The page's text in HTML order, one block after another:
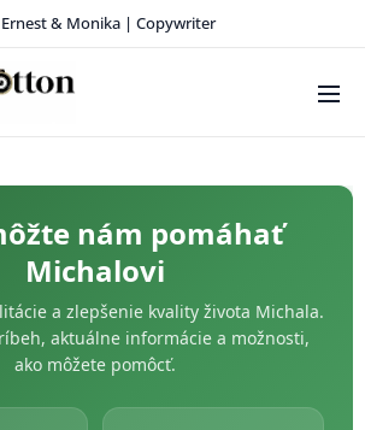
Ernest & Monika | Copywriter
nám pomáhať
Michalovi
a zlepšenie kvality života Michala.
aktuálne informácie a možnosti,
ako môžete pomôcť.